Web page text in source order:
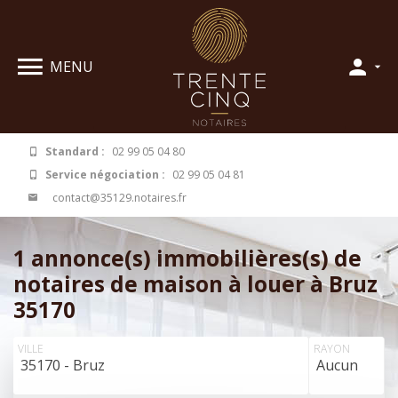
MENU
Standard : 02 99 05 04 80
Service négociation : 02 99 05 04 81
contact@35129.notaires.fr
1 annonce(s) immobilières(s) de
notaires de maison à louer à Bruz
35170
VILLE
35170 - Bruz
RAYON
Aucun
Panneau de gestion des cookies